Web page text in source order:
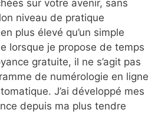
sur votre avenir, sans
niveau de pratique
plus élevé qu’un simple
lorsque je propose de temps
gratuite, il ne s’agit pas
de numérologie en ligne
J’ai développé mes
depuis ma plus tendre